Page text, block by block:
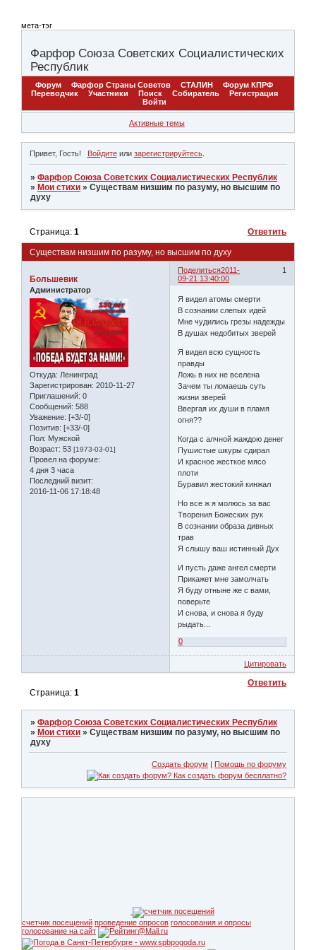
мета-тэг
Фарфор Союза Советских Социалистических
Республик
Форум Фарфор Страны Советов СТАЛИН
Форум КПРФ
Переводчик
Участники Поиск Собиратель
Регистрация
Войти
Активные темы
Привет, Гость! Войдитеили зарегистрируйтесь.
»Фарфор Союза Советских Социалистических Республик
» Мои стихи »Существам низшим по разуму, но высшим по
духу
Существам низшим по разуму, но высшим по духу
Страница:1 Ответить
Поделиться 1
2011-
09-21 13:40:00
Большевик
Администратор
Откуда: Ленинград
Зарегистрирован: 2010-11-27
Приглашений: 0
Сообщений: 588
Уважение: [+3/-0]
Позитив: [+33/-0]
Пол: Мужской
Возраст: 53 [1973-03-01]
Провел на форуме:
4 дня 3 часа
Последний визит:
2016-11-06 17:18:48
Я видел атомы смерти
В сознании слепых идей
Мне чудились грезы надежды
В душах недобитых зверей
Я видел всю сущность
правды
Ложь в них не вселена
Зачем ты ломаешь суть
жизни зверей
Ввергая их души в пламя
огня??
Когда с алчной жаждою денег
Пушистые шкуры сдирал
И красное жесткое мясо
плоти
Буравил жестокий кинжал
Но все ж я молюсь за вас
Творения Божеских рук
В сознании образа дивных
трав
Я слышу ваш истинный Дух
И пусть даже ангел смерти
Прикажет мне замолчать
Я буду отныне же с вами,
поверьте
И снова, и снова я буду
рыдать...
0
Цитировать
Ответить
Страница:1
»Фарфор Союза Советских Социалистических Республик
»Мои стихи »Существам низшим по разуму, но высшим по
духу
Создать форум | Помощь по форуму
счетчик посещений проведение опросов голосования и опросы
голосование на сайт